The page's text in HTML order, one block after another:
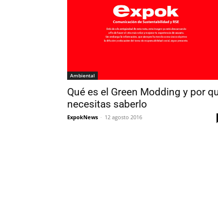
Ambiental
Qué es el Green Modding y por
necesitas saberlo
ExpokNews - 12 agosto 2016